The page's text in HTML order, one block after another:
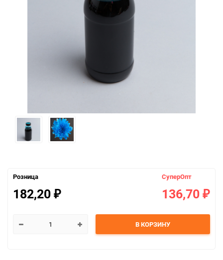
Розница
182,20 ₽
СуперОпт
136,70 ₽
В КОРЗИНУ